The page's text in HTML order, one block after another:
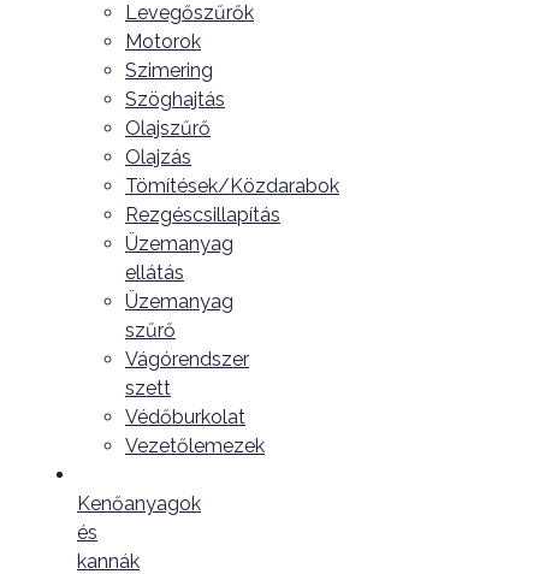
Levegőszűrők
Motorok
Szimering
Szöghajtás
Olajszűrő
Olajzás
Tömítések/Közdarabok
Rezgéscsillapítás
Üzemanyag
ellátás
Üzemanyag
szűrő
Vágórendszer
szett
Védőburkolat
Vezetőlemezek
Kenőanyagok
és
kannák